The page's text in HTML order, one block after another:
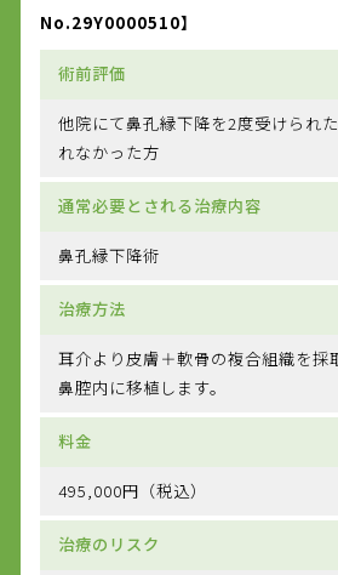
No.29Y0000510】
術前評価
他院にて鼻孔縁下降を2度受けられ
れなかった方
通常必要とされる治療内容
鼻孔縁下降術
治療方法
耳介より皮膚＋軟骨の複合組織を採
鼻腔内に移植します。
料金
495,000円（税込）
治療のリスク